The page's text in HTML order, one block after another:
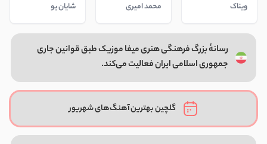
ویناک محمد امیری شایان یو
رسانهٔ بزرگ فرهنگی هنری میفا موزیک طبق قوانین جاری
جمهوری اسلامی ایران فعالیت می‌کند.
گلچین بهترین آهنگ‌های شهریور